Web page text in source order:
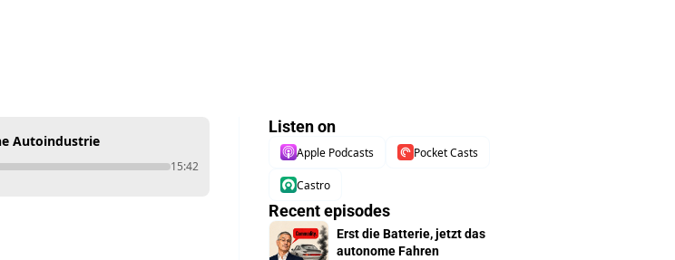
Autoindustrie
15:42
Listen on
Apple Podcasts Pocket Casts
Castro
Recent episodes
Erst die Batterie, jetzt das
autonome Fahren